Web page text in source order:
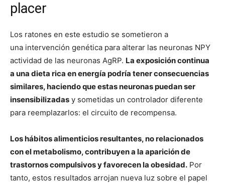
placer
Los ratones en este estudio se sometieron a
una intervención genética para alterar las neuronas NPY
actividad de las neuronas AgRP. La exposición continua
a una dieta rica en energía podría tener consecuencias
similares, haciendo que estas neuronas puedan ser
insensibilizadas y sometidas un controlador diferente
para reemplazarlos: el circuito de recompensa.
Los hábitos alimenticios resultantes, no relacionados
con el metabolismo, contribuyen a la aparición de
trastornos compulsivos y favorecen la obesidad. Por
tanto, estos resultados arrojan nueva luz sobre el papel